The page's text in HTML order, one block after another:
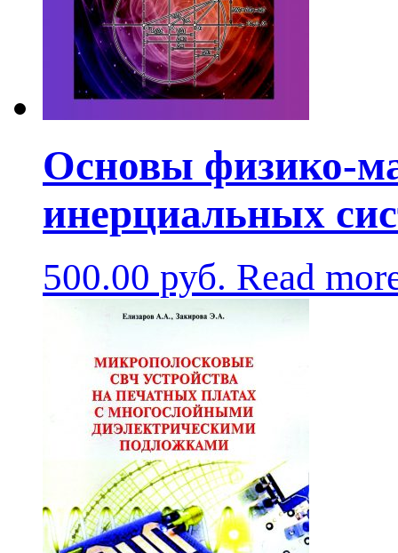
Основы физико-
инерциальных
500.00 руб. Read